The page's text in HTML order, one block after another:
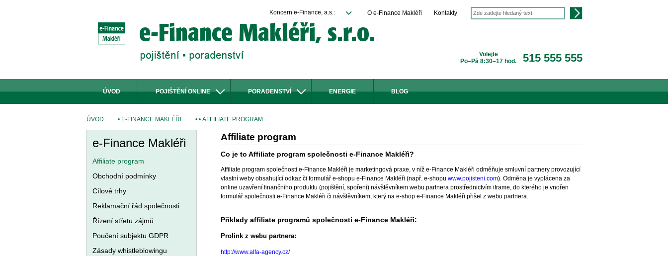
Koncern e-Finance, a.s.: O e-Finance Makléři Kontakty
Volejte
Po–Pá 8:30–17 hod.
515 555 555
ÚVOD POJIŠTĚNÍ ONLINE PORADENSTVÍ ENERGIE BLOG
ÚVOD • E-FINANCE MAKLÉŘI • • AFFILIATE PROGRAM
e-Finance Makléři
Affiliate program
Obchodní podmínky
Cílové trhy
Reklamační řád společnosti
Řízení střetu zájmů
Poučení subjektu GDPR
Zásady whistleblowingu
Affiliate program
Co je to Affiliate program společnosti e-Finance Makléři?
Affiliate program společnosti e-Finance Makléři je marketingová praxe, v níž e-Finance Makléři odměňuje smluvní partnery provozující
vlastní weby obsahující odkaz či formulář e-shopu e-Finance Makléři (např. e-shopu www.pojisteni.com). Odměna je vyplácena za
online uzavření finančního produktu (pojištění, spoření) návštěvníkem webu partnera prostřednictvím iframe, do kterého je vnořen
formulář společnosti e-Finance Makléři či návštěvníkem, který na e-shop e-Finance Makléři přišel z webu partnera.
Příklady affiliate programů společnosti e-Finance Makléři:
Prolink z webu partnera:
http://www.alfa-agency.cz/